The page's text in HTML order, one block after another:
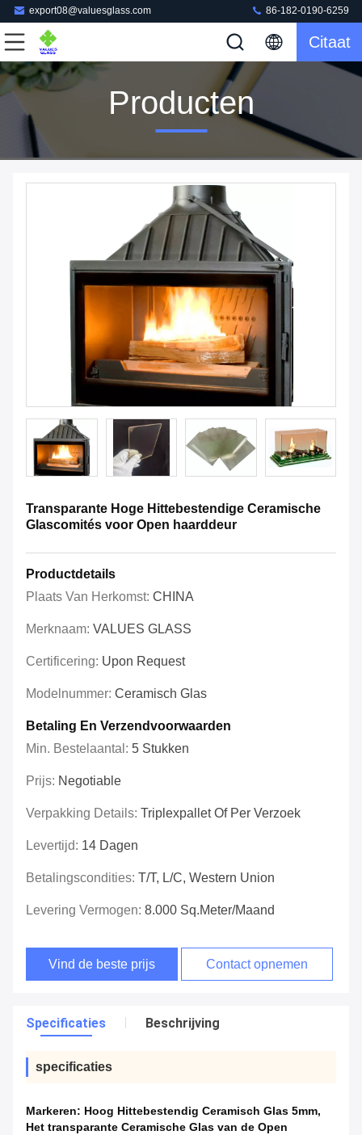
export08@valuesglass.com 86-182-0190-6259
Citaat
Producten
Transparante Hoge Hittebestendige Ceramische
Glascomités voor Open haarddeur
Productdetails
Plaats Van Herkomst: CHINA
Merknaam: VALUES GLASS
Certificering: Upon Request
Modelnummer: Ceramisch Glas
Betaling En Verzendvoorwaarden
Min. Bestelaantal: 5 Stukken
Prijs: Negotiable
Verpakking Details: Triplexpallet Of Per Verzoek
Levertijd: 14 Dagen
Betalingscondities: T/T, L/C, Western Union
Levering Vermogen: 8.000 Sq.meter/Maand
Vind de beste prijs Contact opnemen
Specificaties Beschrijving
specificaties
Markeren: Hoog Hittebestendig Ceramisch Glas 5mm,
Het transparante Ceramische Glas van de Open